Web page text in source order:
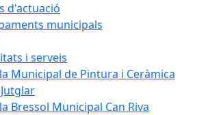
d'actuació
municipals
i serveis
Municipal de Pintura i Ceràmica
Bressol Municipal Can Riva